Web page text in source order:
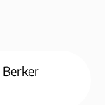
Berker